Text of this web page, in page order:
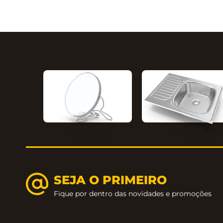
SEJA O PRIMEIRO
Fique por dentro das novidades e promoções